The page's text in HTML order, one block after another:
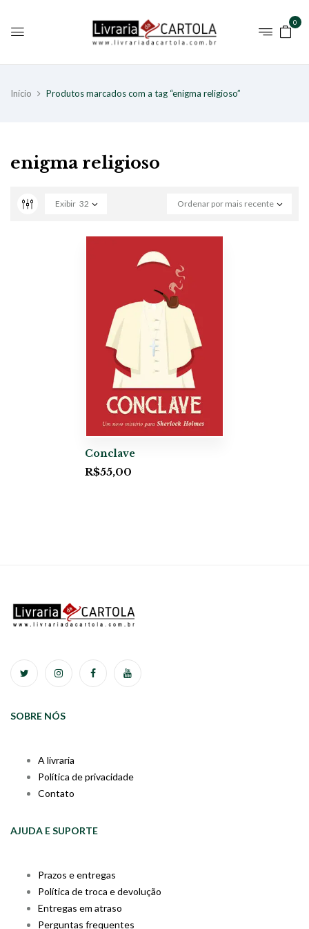
0
Início Produtos marcados com a tag “enigma religioso”
enigma religioso
Ordenar por mais recente
Exibir 32
Conclave
R$55,00
SOBRE NÓS
A livraria
Política de privacidade
Contato
AJUDA E SUPORTE
Prazos e entregas
Política de troca e devolução
Entregas em atraso
Perguntas frequentes